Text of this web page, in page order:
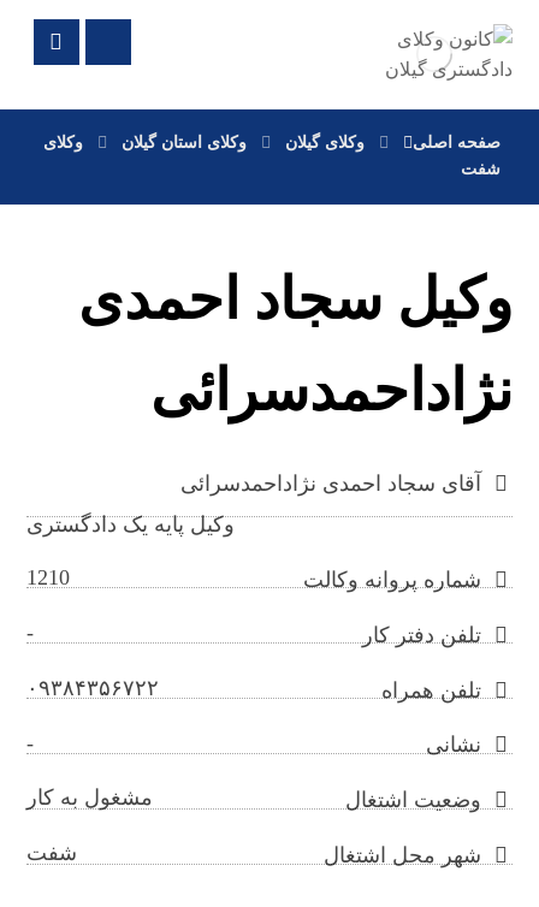
صفحه اصلی وکلای گیلان وکلای استان گیلان
وکلای
شفت
وکیل سجاد احمدی
نژاداحمدسرائی
آقای سجاد احمدی نژاداحمدسرائی
وکیل پایه یک دادگستری
شماره پروانه وکالت 1210
تلفن دفتر کار -
تلفن همراه ۰۹۳۸۴۳۵۶۷۲۲
نشانی -
وضعیت اشتغال مشغول به کار
شهر محل اشتغال شفت